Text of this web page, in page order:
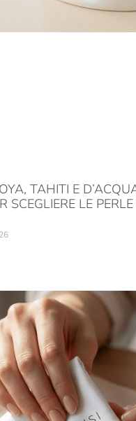
TAHITI E
SCEGLIERE LE